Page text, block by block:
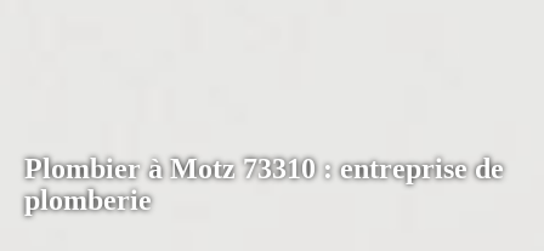
Plombier à Motz 73310 : entreprise de
plomberie